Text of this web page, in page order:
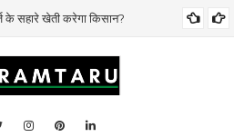
सहारे खेती करेगा किसान?